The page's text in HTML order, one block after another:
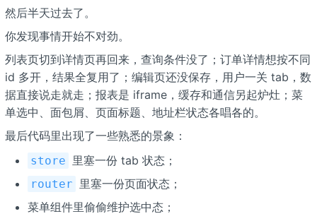
然后半天过去了。
你发现事情开始不对劲。
列表页切到详情页再回来，查询条件没了；订单详情想按不同
id 多开，结果全复用了；编辑页还没保存，用户一关 tab，数
据直接说走就走；报表是 iframe，缓存和通信另起炉灶；菜
单选中、面包屑、页面标题、地址栏状态各唱各的。
最后代码里出现了一些熟悉的景象：
store 里塞一份 tab 状态；
router 里塞一份页面状态；
菜单组件里偷偷维护选中态；